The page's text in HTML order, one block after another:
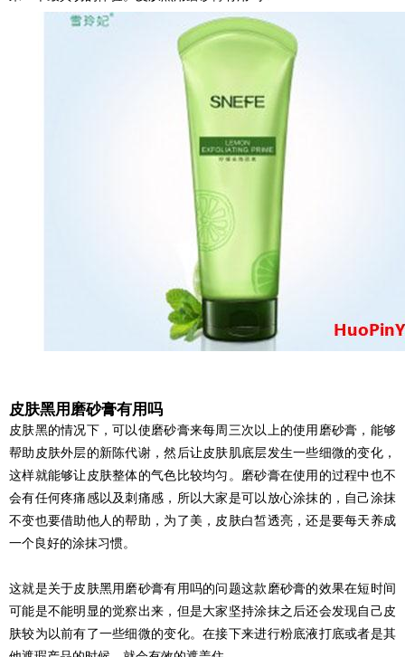
皮肤黑用磨砂膏有用吗
皮肤黑的情况下，可以使磨砂膏来每周三次以上的使用磨砂膏，能够
帮助皮肤外层的新陈代谢，然后让皮肤肌底层发生一些细微的变化，
这样就能够让皮肤整体的气色比较均匀。磨砂膏在使用的过程中也不
会有任何疼痛感以及刺痛感，所以大家是可以放心涂抹的，自己涂抹
不变也要借助他人的帮助，为了美，皮肤白皙透亮，还是要每天养成
一个良好的涂抹习惯。
这就是关于皮肤黑用磨砂膏有用吗的问题这款磨砂膏的效果在短时间
可能是不能明显的觉察出来，但是大家坚持涂抹之后还会发现自己皮
肤较为以前有了一些细微的变化。在接下来进行粉底液打底或者是其